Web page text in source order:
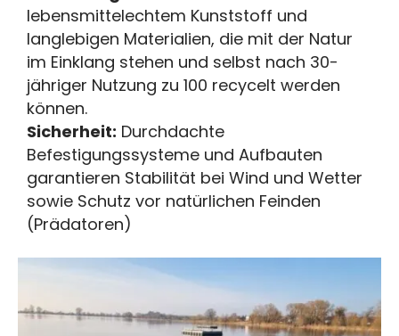
lebensmittelechtem Kunststoff und
langlebigen Materialien, die mit der Natur
im Einklang stehen und selbst nach 30-
jähriger Nutzung zu 100 recycelt werden
können.
Sicherheit: Durchdachte
Befestigungssysteme und Aufbauten
garantieren Stabilität bei Wind und Wetter
sowie Schutz vor natürlichen Feinden
(Prädatoren)